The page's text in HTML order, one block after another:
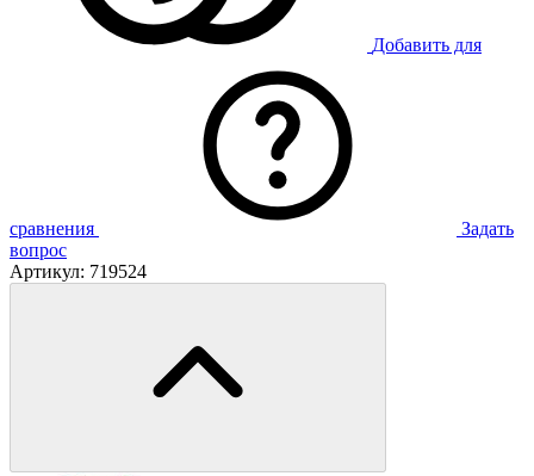
Добавить для
сравнения
Задать
вопрос
Артикул: 719524